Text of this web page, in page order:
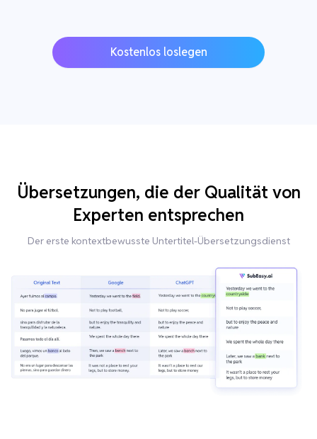
Kostenlos loslegen
Übersetzungen, die der Qualität von
Experten entsprechen
Der erste kontextbewusste Untertitel-Übersetzungsdienst